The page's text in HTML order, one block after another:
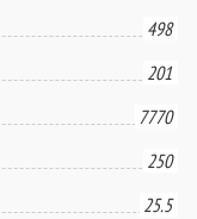
498
201
7770
250
25.5